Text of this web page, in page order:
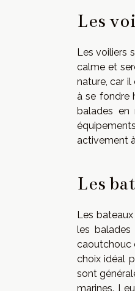
Les
Les voiliers
calme et
nature, car
à se fondre
balades
activement
Les
Les
les balades
caoutchouc
choix idéal
sont
marines.